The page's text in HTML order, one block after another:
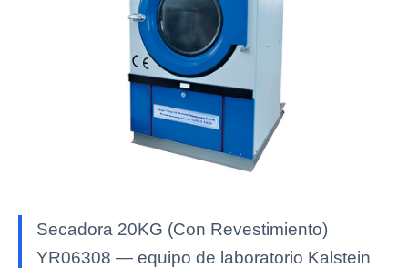
Secadora 20KG (Con Revestimiento)
YR06308 — equipo de laboratorio Kalstein